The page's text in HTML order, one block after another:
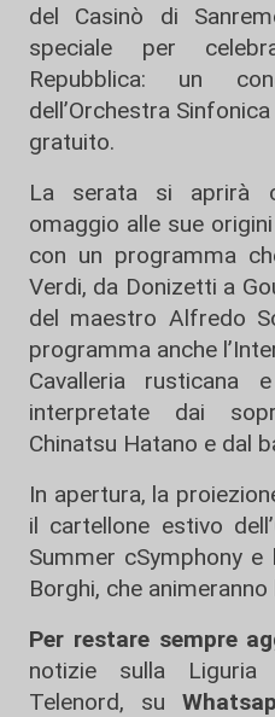
del Casinò di
speciale per
Repubblica: un
dell’Orchestra
gratuito.
La serata si aprirà
omaggio alle sue
con un programma
Verdi, da Donizetti a
del maestro Alfredo
programma anche
Cavalleria rusticana
interpretate dai
Chinatsu Hatano e dal
In apertura, la
il cartellone estivo
Summer cSymphony
Borghi, che
Per restare sempre
notizie sulla Liguria
Telenord, su